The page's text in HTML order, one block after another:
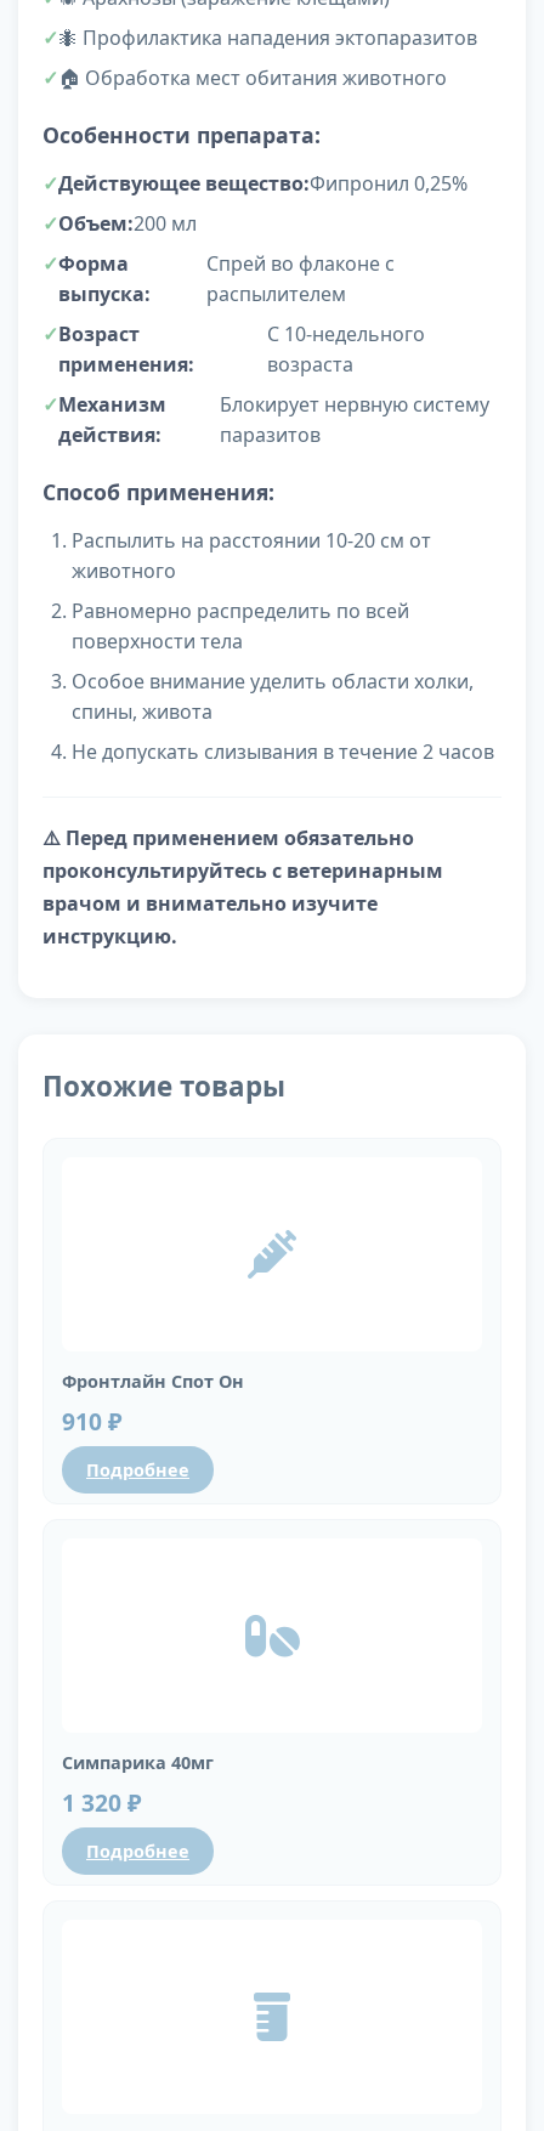
🐜 Профилактика нападения эктопаразитов
🏠 Обработка мест обитания животного
Особенности препарата:
Действующее вещество:Фипронил 0,25%
Объем:200 мл
Форма
выпуска:
Спрей во флаконе с
распылителем
Возраст
применения:
С 10-недельного
возраста
Механизм
действия:
Блокирует нервную систему
паразитов
Способ применения:
Распылить на расстоянии 10-20 см от
животного
Равномерно распределить по всей
поверхности тела
Особое внимание уделить области холки,
спины, живота
Не допускать слизывания в течение 2 часов
⚠️ Перед применением обязательно
проконсультируйтесь с ветеринарным
врачом и внимательно изучите
инструкцию.
Похожие товары
Фронтлайн Спот Он
910 ₽
Подробнее
Симпарика 40мг
1 320 ₽
Подробнее